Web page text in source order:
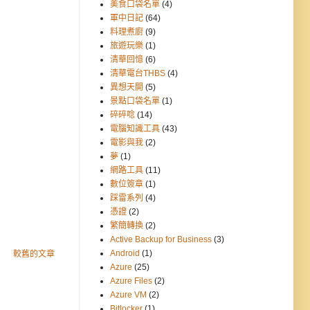
較舊的文章
美食口袋名單 (4)
軍中日記 (64)
料理煮廚 (9)
旅遊玩樂 (1)
清華回憶 (6)
清華電台THBS (4)
異想天開 (5)
景點口袋名單 (1)
碎碎唸 (14)
電腦知識工具 (43)
電影與我 (2)
夢 (1)
網路工具 (11)
數位簽章 (1)
踩雷系列 (4)
憑證 (2)
繁簡轉換 (2)
Active Backup for Business (3)
Android (1)
Azure (25)
Azure Files (2)
Azure VM (2)